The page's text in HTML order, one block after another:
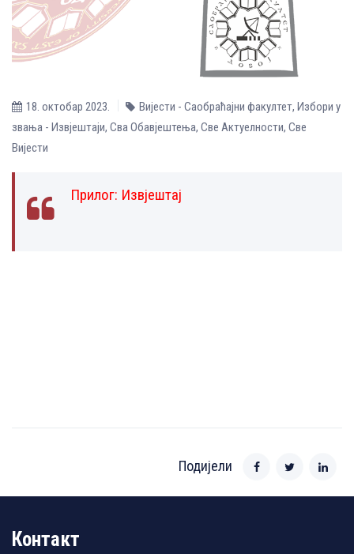
18. октобар 2023. Вијести - Саобраћајни факултет, Избори у
звања - Извјештаји, Сва Обавјештења, Све Aктуелности, Све
Вијести
Прилог: Извјештај
Подијели
Контакт